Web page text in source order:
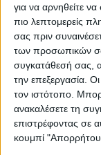
για να αρνηθείτε
πιο λεπτομερείς
σας πριν
των προσωπικών
συγκατάθεσή σας,
την επεξεργασία.
τον ιστότοπο.
ανακαλέσετε τη
επιστρέφοντας σε
κουμπί
ΝΕΑ
ΑΥΤΟΚΙΝΗΤΟ
ΠΑΡΟΥΣΙΑΣΕΙΣ
ΔΟΚΙΜΕΣ
ΣΤΡΙΒΟΝΤΑΣ
ΜΑΚΡΑΣ
ΑΓΟΡΑ
ΕΚΘΕΣΕΙΣ
2 WHEELS